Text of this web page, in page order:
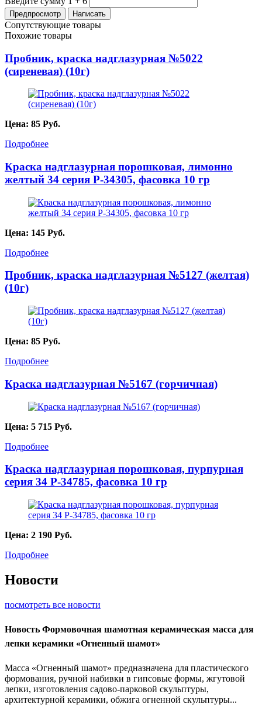
Сопутствующие товары
Похожие товары
Пробник, краска надглазурная №5022
(сиреневая) (10г)
Цена: 85 Руб.
Подробнее
Краска надглазурная порошковая, лимонно
желтый 34 серия P-34305, фасовка 10 гр
Цена: 145 Руб.
Подробнее
Пробник, краска надглазурная №5127 (желтая)
(10г)
Цена: 85 Руб.
Подробнее
Краска надглазурная №5167 (горчичная)
Цена: 5 715 Руб.
Подробнее
Краска надглазурная порошковая, пурпурная
серия 34 P-34785, фасовка 10 гр
Цена: 2 190 Руб.
Подробнее
Новости
посмотреть все новости
Новость Формовочная шамотная керамическая масса для
лепки керамики «Огненный шамот»
Масса «Огненный шамот» предназначена для пластического
формования, ручной набивки в гипсовые формы, жгутовой
лепки, изготовления садово-парковой скульптуры,
архитектурной керамики, обжига огненной скульптуры...